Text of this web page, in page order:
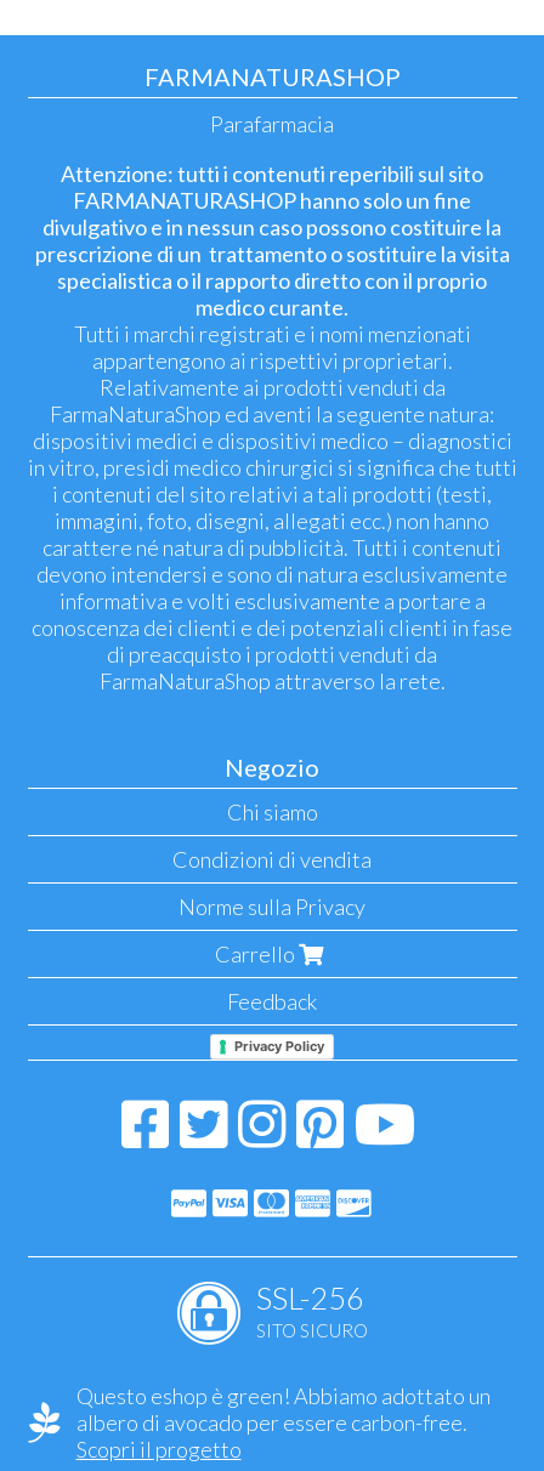
FARMANATURASHOP
Parafarmacia
Attenzione: tutti i contenuti reperibili sul sito
FARMANATURASHOP hanno solo un fine
divulgativo e in nessun caso possono costituire la
prescrizione di un trattamento o sostituire la visita
specialistica o il rapporto diretto con il proprio
medico curante.
Tutti i marchi registrati e i nomi menzionati
appartengono ai rispettivi proprietari.
Relativamente ai prodotti venduti da
FarmaNaturaShop ed aventi la seguente natura:
dispositivi medici e dispositivi medico – diagnostici
in vitro, presidi medico chirurgici si significa che tutti
i contenuti del sito relativi a tali prodotti (testi,
immagini, foto, disegni, allegati ecc.) non hanno
carattere né natura di pubblicità. Tutti i contenuti
devono intendersi e sono di natura esclusivamente
informativa e volti esclusivamente a portare a
conoscenza dei clienti e dei potenziali clienti in fase
di preacquisto i prodotti venduti da
FarmaNaturaShop attraverso la rete.
Negozio
Chi siamo
Condizioni di vendita
Norme sulla Privacy
Carrello
Feedback
Privacy Policy
SSL-256
SITO SICURO
Questo eshop è green! Abbiamo adottato un
albero di avocado per essere carbon-free.
Scopri il progetto